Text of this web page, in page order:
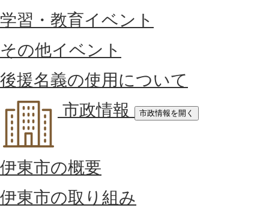
学習・教育イベント
その他イベント
後援名義の使用について
市政情報
市政情報を開く
伊東市の概要
伊東市の取り組み